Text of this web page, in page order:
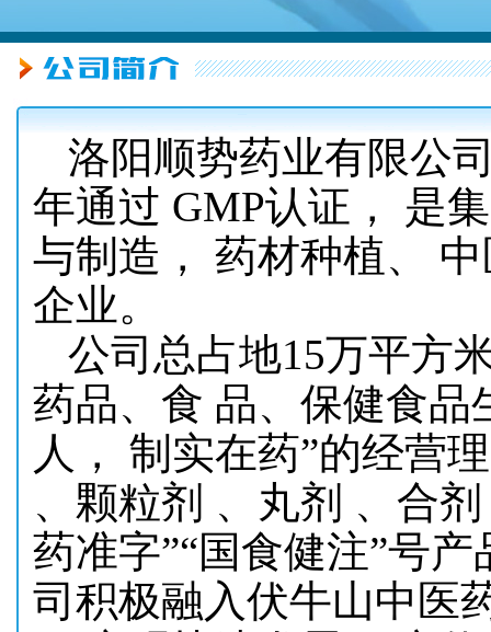
洛阳顺势药业有限公
年通过 GMP认证， 是
与制造， 药材种植、
企业。
公司总占地15万平方
药品、食 品、保健食品
人， 制实在药”的经营
、颗粒剂 、丸剂 、合
药准字”“国食健注”号
司积极融入伏牛山中医